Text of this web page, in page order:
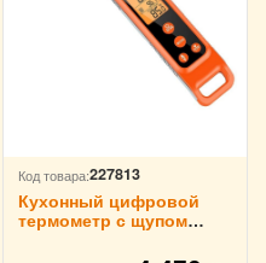
Код товара:227813
Кухонный цифровой
термометр с щупом